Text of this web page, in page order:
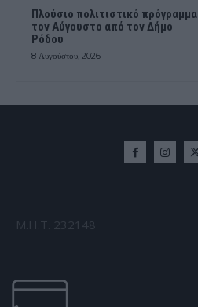
Πλούσιο πολιτιστικό πρόγραμμα
τον Αύγουστο από τον Δήμο
Ρόδου
8 Αυγούστου, 2026
Μ.Η.Τ. 232148